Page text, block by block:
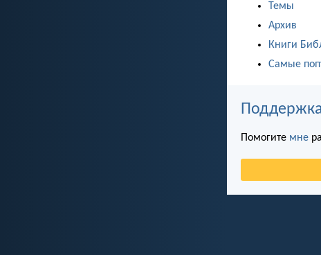
Темы
Архив
Книги
Самые
Помогите мне